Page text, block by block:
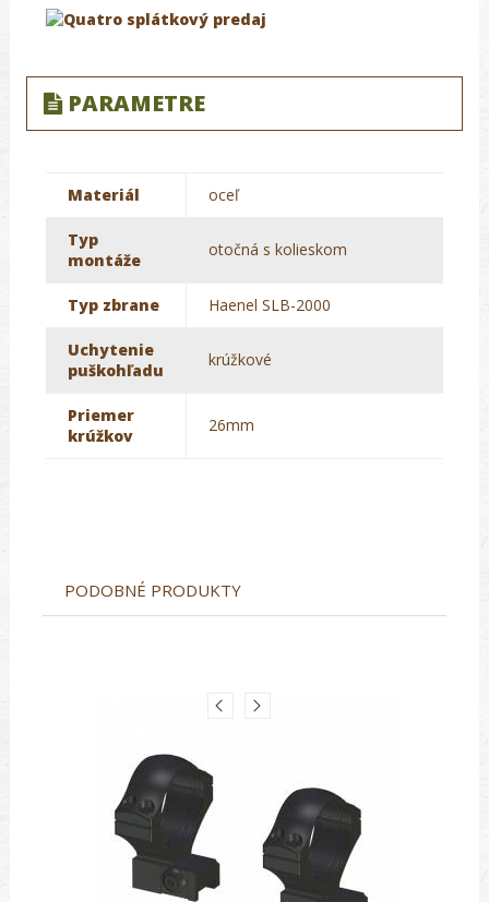
PARAMETRE
Materiál oceľ
Typ
montáže
otočná s kolieskom
Typ zbrane Haenel SLB-2000
Uchytenie
puškohľadu
krúžkové
Priemer
krúžkov
26mm
PODOBNÉ PRODUKTY